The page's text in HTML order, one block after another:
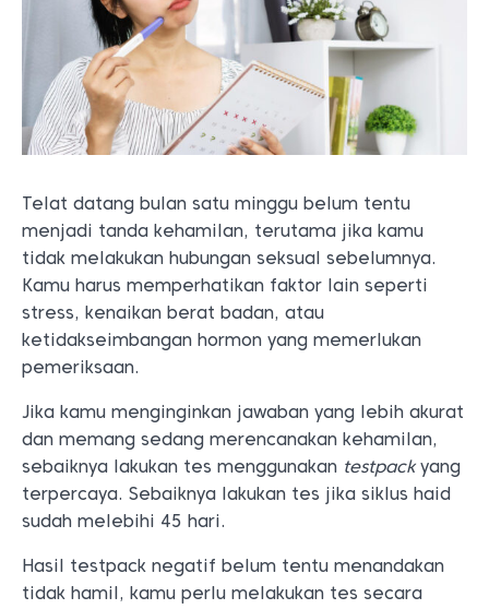
Telat datang bulan satu minggu belum tentu
menjadi tanda kehamilan, terutama jika kamu
tidak melakukan hubungan seksual sebelumnya.
Kamu harus memperhatikan faktor lain seperti
stress, kenaikan berat badan, atau
ketidakseimbangan hormon yang memerlukan
pemeriksaan.
Jika kamu menginginkan jawaban yang lebih akurat
dan memang sedang merencanakan kehamilan,
sebaiknya lakukan tes menggunakan testpackyang
terpercaya. Sebaiknya lakukan tes jika siklus haid
sudah melebihi 45 hari.
Hasil testpack negatif belum tentu menandakan
tidak hamil, kamu perlu melakukan tes secara